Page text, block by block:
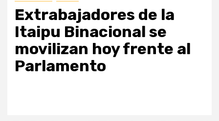
Extrabajadores de la
Itaipu Binacional se
movilizan hoy frente al
Parlamento